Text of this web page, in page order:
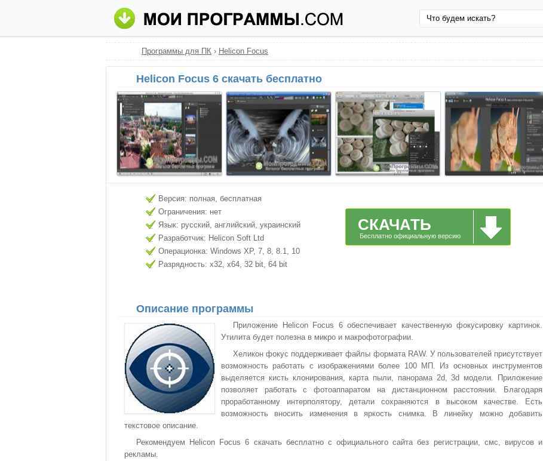
Программы для ПК › Helicon Focus
Helicon Focus 6 скачать бесплатно
Версия: полная, бесплатная
Ограничения: нет
Язык: русский, английский, украинский
Разработчик: Helicon Soft Ltd
Операционка: Windows XP, 7, 8, 8.1, 10
Разрядность: x32, x64, 32 bit, 64 bit
СКАЧАТЬ
Бесплатно официальную версию
Описание программы
Приложение Helicon Focus 6 обеспечивает качественную фокусировку картинок.
Утилита будет полезна в микро и макрофотографии.
Хеликон фокус поддерживает файлы формата RAW. У пользователей присутствует
возможность работать с изображениями более 100 МП. Из основных инструментов
выделяется кисть клонирования, карта пыли, панорама 2d, 3d модели. Приложение
позволяет работать с фотоаппаратом на дистанционном расстоянии. Благодаря
проработанному интерполятору, детали сохраняются в высоком качестве. Есть
возможность вносить изменения в яркость снимка. В линейку можно добавить
текстовое описание.
Рекомендуем Helicon Focus 6 скачать бесплатно с официального сайта без регистрации, смс, вирусов и
рекламы.